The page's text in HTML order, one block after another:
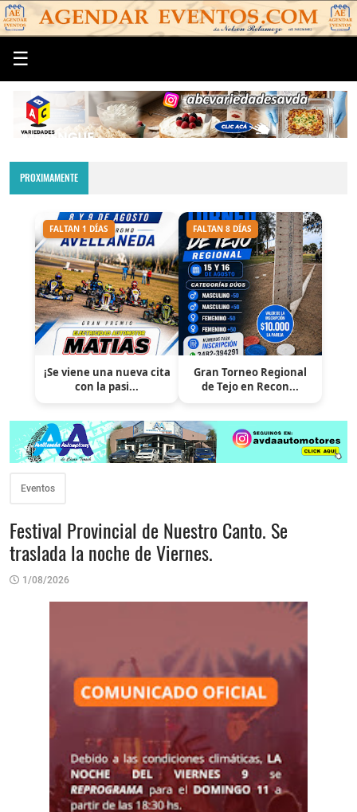
☰
PROXIMAMENTE
FALTAN 1 DÍAS
¡Se viene una nueva cita
con la pasi...
FALTAN 8 DÍAS
Gran Torneo Regional
de Tejo en Recon...
Eventos
Festival Provincial de Nuestro Canto. Se
traslada la noche de Viernes.
1/08/2026